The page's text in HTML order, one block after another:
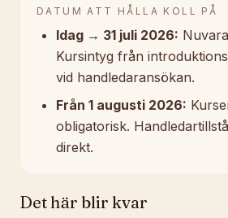
DATUM ATT HÅLLA KOLL PÅ
Idag → 31 juli 2026:
Kursintyg från
vid handledaransökan.
Från 1 augusti 2026:
obligatorisk.
direkt.
Det här blir kvar